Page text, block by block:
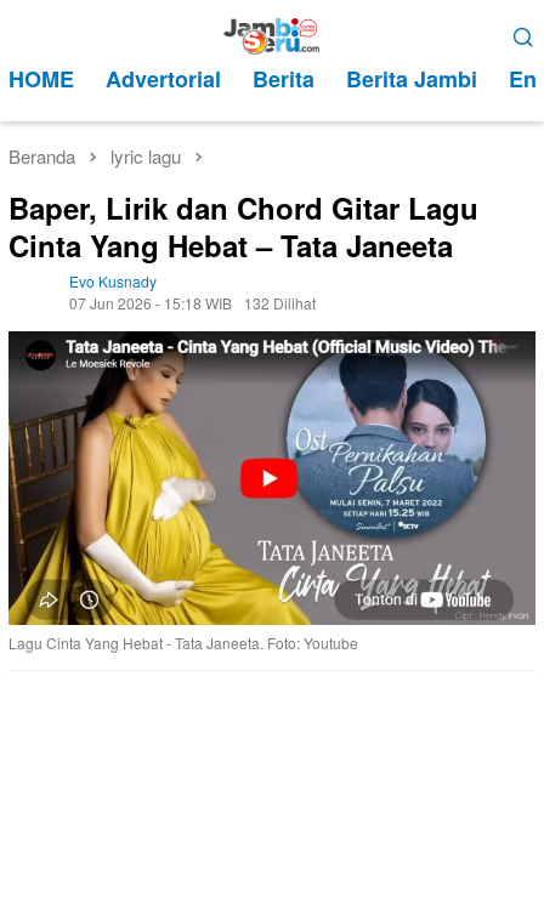
kontenMobile
HOME Advertorial Berita Berita Jambi
Beranda lyric lagu
Baper, Lirik dan Chord Gitar Lagu
Cinta Yang Hebat – Tata Janeeta
Evo Kusnady
07 Jun 2026 - 15:18 WIB
132 Dilihat
Lagu Cinta Yang Hebat - Tata Janeeta. Foto: Youtube